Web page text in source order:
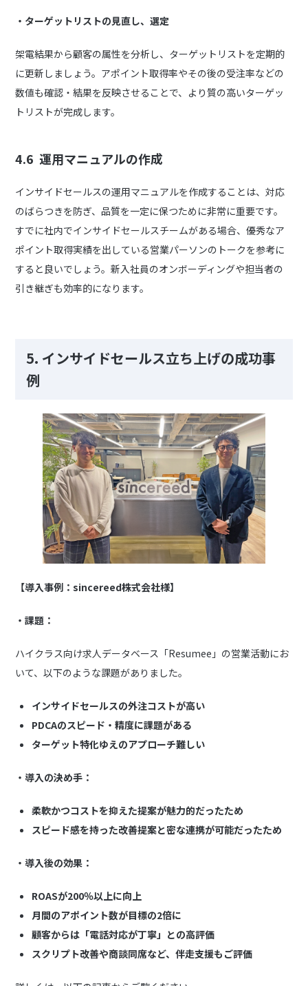
・ ターゲットリストの見直し、選定
架電結果から顧客の属性を分析し、ターゲットリストを定期的
に更新しましょう。アポイント取得率やその後の受注率などの
数値も確認・結果を反映させることで、より質の高いターゲッ
トリストが完成します。
4.6 運用マニュアルの作成
インサイドセールスの運用マニュアルを作成することは、対応
のばらつきを防ぎ、品質を一定に保つために非常に重要です。
すでに社内でインサイドセールスチームがある場合、優秀なア
ポイント取得実績を出している営業パーソンのトークを参考に
すると良いでしょう。新入社員のオンボーディングや担当者の
引き継ぎも効率的になります。
5. インサイドセールス立ち上げの成功事
例
【導入事例：sincereed株式会社様】
・課題：
ハイクラス向け求人データベース「Resumee」の営業活動にお
いて、以下のような課題がありました。
インサイドセールスの外注コストが高い
PDCAのスピード・精度に課題がある
ターゲット特化ゆえのアプローチ難しい
・導入の決め手：
柔軟かつコストを抑えた提案が魅力的だったため
スピード感を持った改善提案と密な連携が可能だったため
・導入後の効果：
ROASが200％以上に向上
月間のアポイント数が目標の2倍に
顧客からは「電話対応が丁寧」との高評価
スクリプト改善や商談同席など、伴走支援もご評価